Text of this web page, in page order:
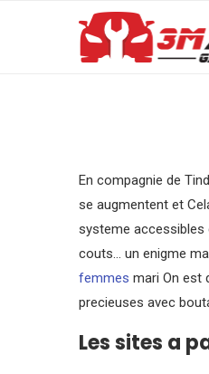
En compagnie de
se augmentent et
systeme accessibles
couts… un enigme
femmes mari On est
precieuses avec
Les sites a